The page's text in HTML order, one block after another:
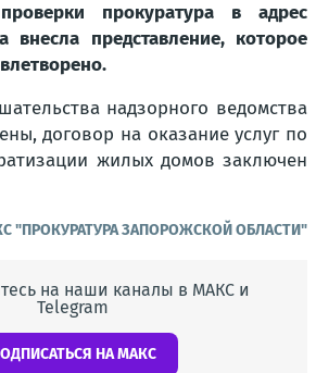
прокуратура в адрес
внесла представление, которое
надзорного ведомства
договор на оказание услуг по
жилых домов заключен
"ПРОКУРАТУРА ЗАПОРОЖСКОЙ ОБЛАСТИ"
на наши каналы в МАКС и
Telegram
НА МАКС